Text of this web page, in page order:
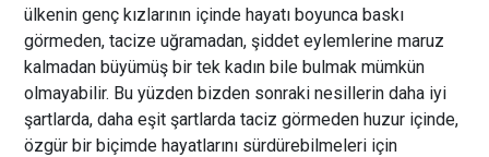
ülkenin genç kızlarının içinde hayatı boyunca baskı
görmeden, tacize uğramadan, şiddet eylemlerine maruz
kalmadan büyümüş bir tek kadın bile bulmak mümkün
olmayabilir. Bu yüzden bizden sonraki nesillerin daha iyi
şartlarda, daha eşit şartlarda taciz görmeden huzur içinde,
özgür bir biçimde hayatlarını sürdürebilmeleri için